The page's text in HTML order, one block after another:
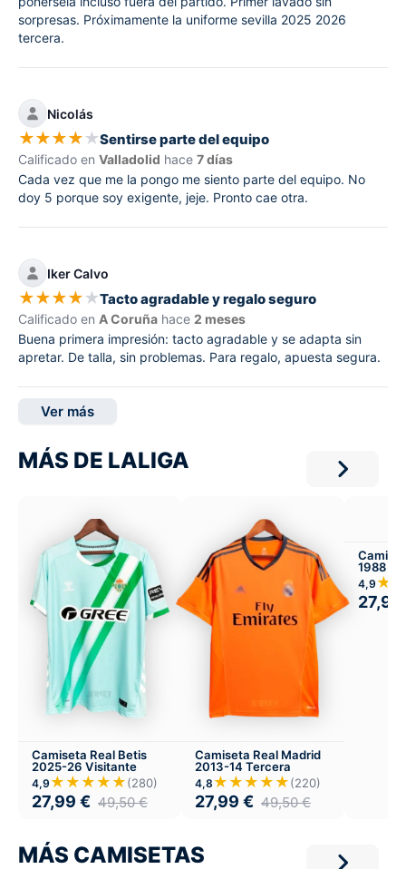
sorpresas. Próximamente la uniforme sevilla 2025 2026
tercera.
Nicolás
★★★★★Sentirse parte del equipo
Calificado en Valladolid hace 7 días
Cada vez que me la pongo me siento parte del equipo. No
doy 5 porque soy exigente, jeje. Pronto cae otra.
Iker Calvo
★★★★★Tacto agradable y regalo seguro
Calificado en A Coruña hace 2 meses
Buena primera impresión: tacto agradable y se adapta sin
apretar. De talla, sin problemas. Para regalo, apuesta segura.
Ver más
MÁS DE LALIGA
Camiseta Real Betis
2025-26 Visitante
4,9 ★★★★★(280)
27,99 € 49,50€
Camiseta Real Madrid
2013-14 Tercera
4,8 ★★★★★(220)
27,99 € 49,50€
1988
4,9
27,99
MÁS CAMISETAS